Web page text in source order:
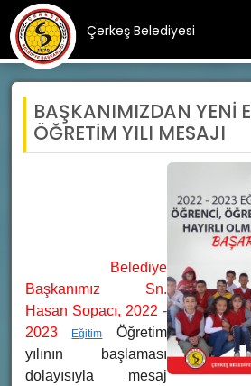
Çerkeş Belediyesi
BAŞKANIMIZDAN YENİ
ÖĞRETİM YILI MESAJI
Belediye
Başkanımız Sn.
Hasan Sopacı, 2022 -
2023
Eğitim
Öğretim
yılının başlaması
dolayısıyla mesaj